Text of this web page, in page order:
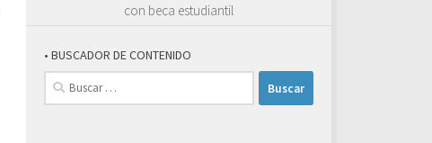
con beca estudiantil
• BUSCADOR DE CONTENIDO
Buscar: